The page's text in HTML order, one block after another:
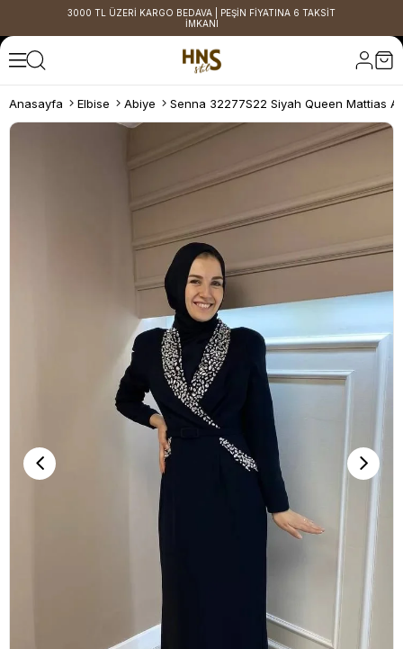
3000 TL ÜZERİ KARGO BEDAVA | PEŞİN FİYATINA 6 TAKSİT
İMKANI
Anasayfa Elbise Abiye Senna 32277S22 Siyah Queen Mattias